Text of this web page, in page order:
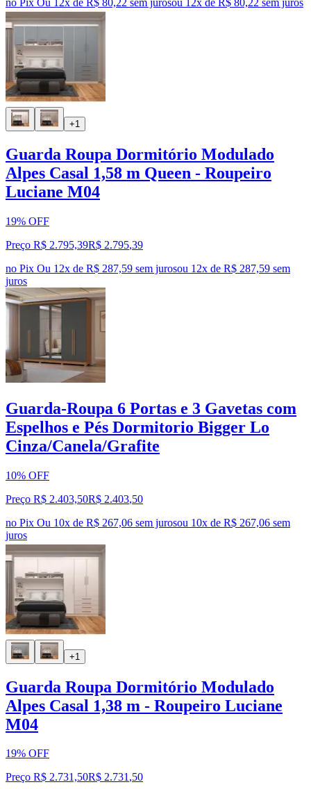
no Pix Ou 12x de R$ 80,22 sem jurosou 12x de R$ 80,22 sem juros
+1
Guarda Roupa Dormitório Modulado
Alpes Casal 1,58 m Queen - Roupeiro
Luciane M04
19% OFF
Preço R$ 2.795,39R$ 2.795,39
no Pix Ou 12x de R$ 287,59 sem jurosou 12x de R$ 287,59 sem
juros
Guarda-Roupa 6 Portas e 3 Gavetas com
Espelhos e Pés Dormitorio Bigger Lo
Cinza/Canela/Grafite
10% OFF
Preço R$ 2.403,50R$ 2.403,50
no Pix Ou 10x de R$ 267,06 sem jurosou 10x de R$ 267,06 sem
juros
+1
Guarda Roupa Dormitório Modulado
Alpes Casal 1,38 m - Roupeiro Luciane
M04
19% OFF
Preço R$ 2.731,50R$ 2.731,50